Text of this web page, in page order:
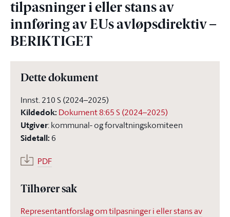
tilpasninger i eller stans av
innføring av EUs avløpsdirektiv –
BERIKTIGET
Dette dokument
Innst. 210 S (2024–2025)
Kildedok: Dokument 8:65 S (2024–2025)
Utgiver:kommunal- og forvaltningskomiteen
Sidetall: 6
PDF
Tilhører sak
Representantforslag om tilpasninger i eller stans av